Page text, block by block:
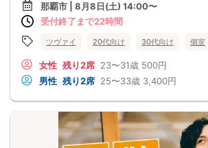
那覇市 | 8月8日(土) 14:00〜
受付終了まで22時間
ツヴァイ 20代向け 30代向け 個室
女性 残り2席 23〜31歳 500円
男性 残り2席 25〜33歳 3,400円